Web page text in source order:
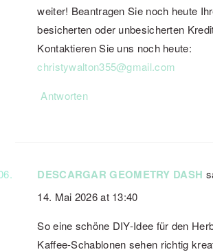
weiter! Beantragen Sie noch heute
besicherten oder unbesicherten
Kontaktieren Sie uns noch heute:
christywalton355@gmail.com
Antworten
DESCARGAR GEOMETRY DASH
14. Mai 2026 at 13:40
So eine schöne DIY-Idee für den
Kaffee-Schablonen sehen richtig